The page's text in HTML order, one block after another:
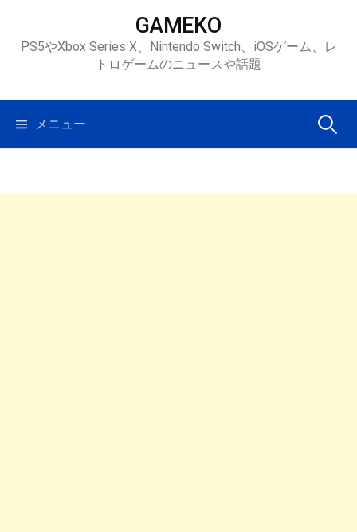
ツ
ス
GAMEKO
PS5やXbox Series X、Nintendo Switch、iOSゲーム、レ
トロゲームのニュースや話題
メニュー 検